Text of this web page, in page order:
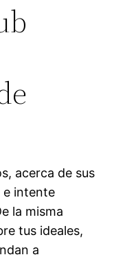
acerca de sus
e intente
la misma
tus ideales,
a